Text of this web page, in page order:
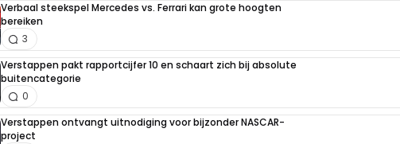
Verbaal steekspel Mercedes vs. Ferrari kan grote hoogten
bereiken
3
Verstappen pakt rapportcijfer 10 en schaart zich bij absolute
buitencategorie
0
Verstappen ontvangt uitnodiging voor bijzonder NASCAR-
project